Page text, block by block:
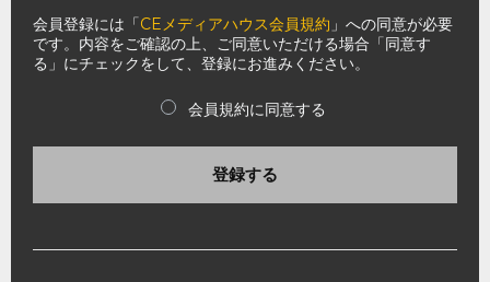
会員登録には「CEメディアハウス会員規約 」への同意が必要
です。内容をご確認の上、ご同意いただける場合「同意す
る」にチェックをして、登録にお進みください。
会員規約に同意する
登録する